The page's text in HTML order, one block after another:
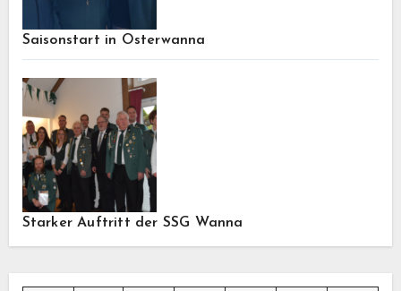
Saisonstart in Osterwanna
Starker Auftritt der SSG Wanna